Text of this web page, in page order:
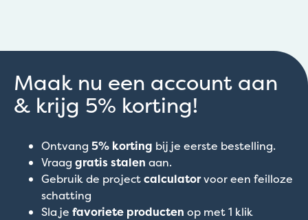
Maak nu een account aan
& krijg 5% korting!
Ontvang 5% korting bij je eerste bestelling.
Vraag gratis stalen aan.
Gebruik de projectcalculatorvoor een feilloze
schatting
Sla je favoriete producten op met 1 klik